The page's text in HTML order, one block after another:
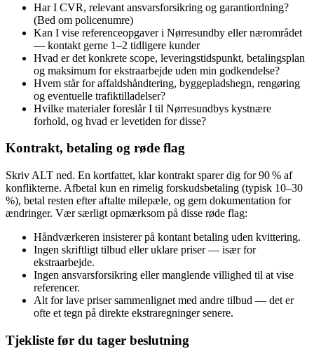
Har I CVR, relevant ansvarsforsikring og garantiordning?
(Bed om policenumre)
Kan I vise referenceopgaver i Nørresundby eller nærområdet
— kontakt gerne 1–2 tidligere kunder
Hvad er det konkrete scope, leveringstidspunkt, betalingsplan
og maksimum for ekstraarbejde uden min godkendelse?
Hvem står for affaldshåndtering, byggepladshegn, rengøring
og eventuelle trafiktilladelser?
Hvilke materialer foreslår I til Nørresundbys kystnære
forhold, og hvad er levetiden for disse?
Kontrakt, betaling og røde flag
Skriv ALT ned. En kortfattet, klar kontrakt sparer dig for 90 % af
konflikterne. Afbetal kun en rimelig forskudsbetaling (typisk 10–30
%), betal resten efter aftalte milepæle, og gem dokumentation for
ændringer. Vær særligt opmærksom på disse røde flag:
Håndværkeren insisterer på kontant betaling uden kvittering.
Ingen skriftligt tilbud eller uklare priser — især for
ekstraarbejde.
Ingen ansvarsforsikring eller manglende villighed til at vise
referencer.
Alt for lave priser sammenlignet med andre tilbud — det er
ofte et tegn på direkte ekstraregninger senere.
Tjekliste før du tager beslutning